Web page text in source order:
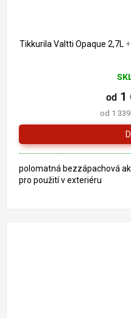
Tikkurila Valtti Opaque 2,7L
od 1
od 1
polomatná bezzápachová
pro použití v exteriéru